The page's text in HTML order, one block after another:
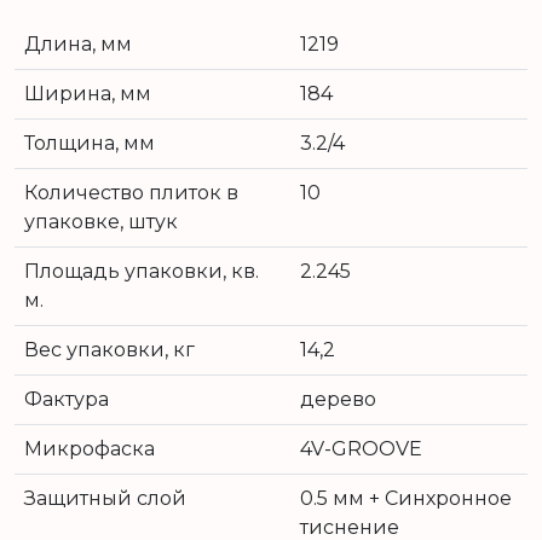
Длина, мм 1219
Ширина, мм 184
Толщина, мм 3.2/4
Количество плиток в
упаковке, штук
10
Площадь упаковки, кв.
м.
2.245
Вес упаковки, кг 14,2
Фактура дерево
Микрофаска 4V-GROOVE
Защитный слой
0.5 мм + Cинхронное
тиснение